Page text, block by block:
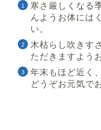
寒さ厳しくなる
んようお体には
い。
木枯らし吹きす
ただきますよう
年末もほど近く
どうぞお元気で